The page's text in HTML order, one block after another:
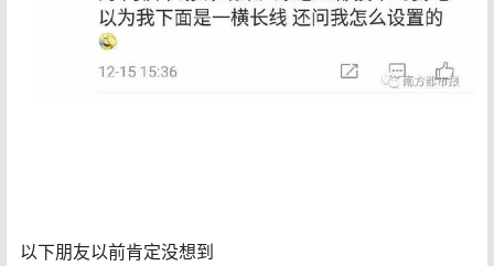
以下朋友以前肯定没想到